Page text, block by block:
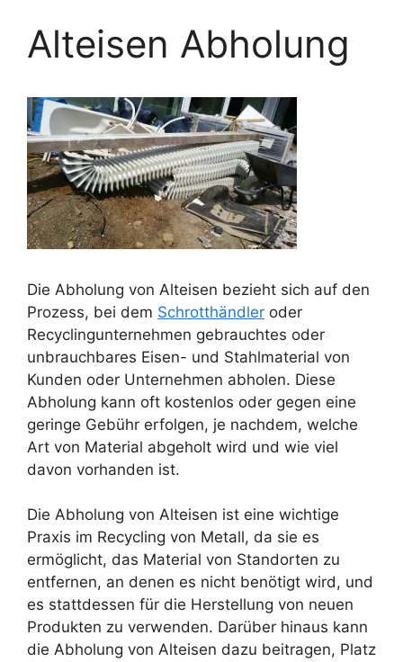
Alteisen Abholung
Die Abholung von Alteisen bezieht sich auf den
Prozess, bei dem Schrotthändler oder
Recyclingunternehmen gebrauchtes oder
unbrauchbares Eisen- und Stahlmaterial von
Kunden oder Unternehmen abholen. Diese
Abholung kann oft kostenlos oder gegen eine
geringe Gebühr erfolgen, je nachdem, welche
Art von Material abgeholt wird und wie viel
davon vorhanden ist.
Die Abholung von Alteisen ist eine wichtige
Praxis im Recycling von Metall, da sie es
ermöglicht, das Material von Standorten zu
entfernen, an denen es nicht benötigt wird, und
es stattdessen für die Herstellung von neuen
Produkten zu verwenden. Darüber hinaus kann
die Abholung von Alteisen dazu beitragen, Platz